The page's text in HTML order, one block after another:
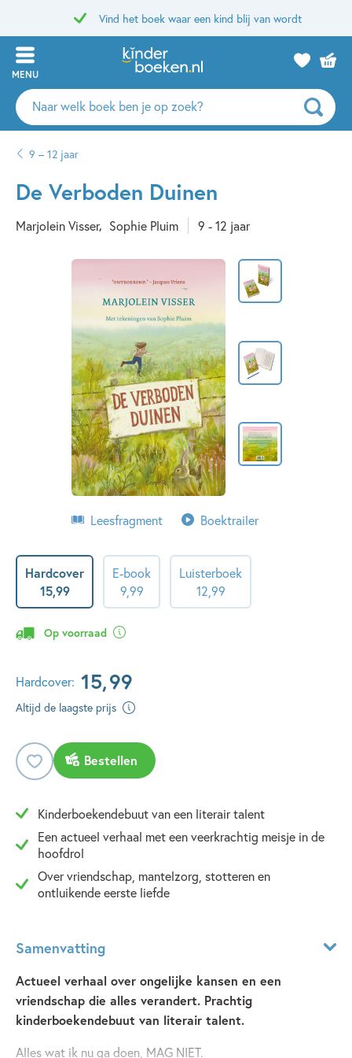
Vind het boek waar een kind blij van wordt
MENU
Zoeken
naar
auteurs
uitgevers
9 – 12 jaar
De Verboden Duinen
Marjolein Visser Sophie Pluim 9 - 12 jaar
Leesfragment Boektrailer
Hardcover
15,99
E-book
9,99
Luisterboek
12,99
Op voorraad
Hardcover: 15,99
Altijd de laagste prijs
Bestellen
Kinderboekendebuut van een literair talent
Een actueel verhaal met een veerkrachtig meisje in de
hoofdrol
Over vriendschap, mantelzorg, stotteren en
ontluikende eerste liefde
Samenvatting
Actueel verhaal over ongelijke kansen en een
vriendschap die alles verandert. Prachtig
kinderboekendebuut van literair talent.
Alles wat ik nu ga doen, MAG NIET.